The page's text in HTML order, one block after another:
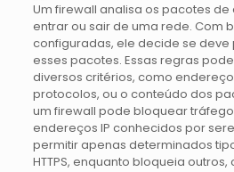
Um firewall analisa os pacotes
entrar ou sair de uma rede. Com
configuradas, ele decide se
esses pacotes. Essas regras
diversos critérios, como
protocolos, ou o conteúdo dos
um firewall pode bloquear
endereços IP conhecidos por
permitir apenas determinados
HTTPS, enquanto bloqueia outros,